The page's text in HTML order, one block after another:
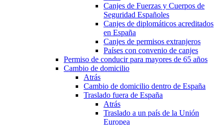
Canjes de Fuerzas y Cuerpos de
Seguridad Españoles
Canjes de diplomáticos acreditados
en España
Canjes de permisos extranjeros
Países con convenio de canjes
Permiso de conducir para mayores de 65 años
Cambio de domicilio
Atrás
Cambio de domicilio dentro de España
Traslado fuera de España
Atrás
Traslado a un país de la Unión
Europea